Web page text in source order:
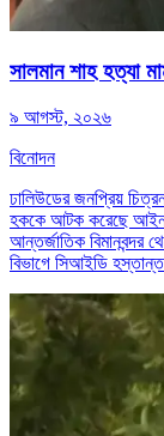
সালমান শাহ হত্যা
৯ আগস্ট, ২০২৬
বিনোদন
ঢালিউডের জনপ্রিয়
হককে আটক করেছে
আন্তর্জাতিক
বিভাগে সিআইডি